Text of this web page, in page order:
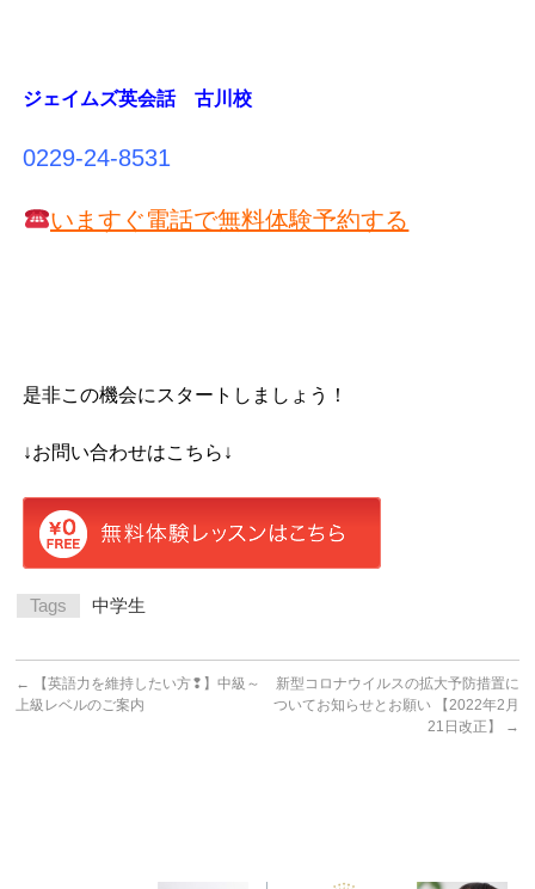
ジェイムズ英会話 古川校
0229-24-8531
いますぐ電話で無料体験予約する
是非この機会にスタートしましょう！
↓お問い合わせはこちら↓
Tags 中学生
←
【英語力を維持したい方❢】中級～
上級レベルのご案内
新型コロナウイルスの拡大予防措置に
ついてお知らせとお願い 【2022年2月
21日改正】
→